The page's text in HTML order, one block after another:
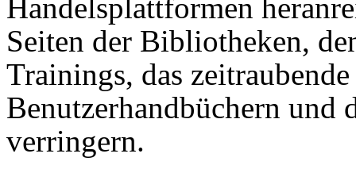
Handelsplattformen
Seiten der Bibliotheken,
Trainings, das
Benutzerhandbüchern
verringern.